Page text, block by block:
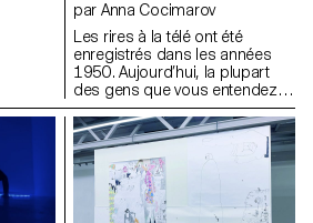
par Anna Cocimarov
Les rires à la télé ont été
enregistrés dans les années
1950. Aujourd’hui, la plupart
des gens que vous entendez
rire sont morts. » Cette phrase,
tirée du roman Berceuse de
Chuck Palahniuk, ressemble à
une légende urbaine — à moitié
vraie. Elle fait écho à la
sculpture Partial Truth de Bruce
Nauman, une stèle froide et